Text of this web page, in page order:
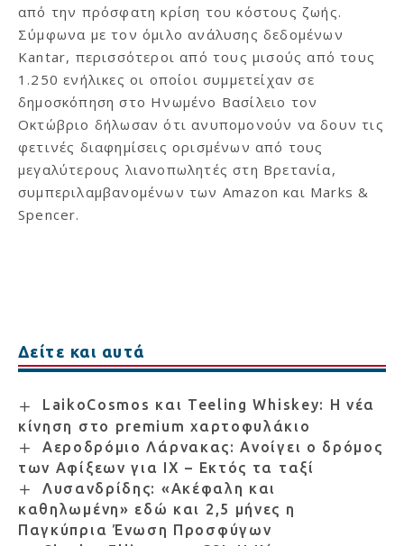
από την πρόσφατη κρίση του κόστους ζωής.
Σύμφωνα με τον όμιλο ανάλυσης δεδομένων
Kantar, περισσότεροι από τους μισούς από τους
1.250 ενήλικες οι οποίοι συμμετείχαν σε
δημοσκόπηση στο Ηνωμένο Βασίλειο τον
Οκτώβριο δήλωσαν ότι ανυπομονούν να δουν τις
φετινές διαφημίσεις ορισμένων από τους
μεγαλύτερους λιανοπωλητές στη Βρετανία,
συμπεριλαμβανομένων των Amazon και Marks &
Spencer.
Δείτε και αυτά
LaikoCosmos και Teeling Whiskey: Η νέα
κίνηση στο premium χαρτοφυλάκιο
Αεροδρόμιο Λάρνακας: Ανοίγει ο δρόμος
των Αφίξεων για ΙΧ – Εκτός τα ταξί
Λυσανδρίδης: «Ακέφαλη και
καθηλωμένη» εδώ και 2,5 μήνες η
Παγκύπρια Ένωση Προσφύγων